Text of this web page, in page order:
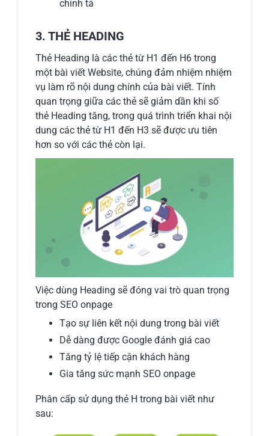
chính tả
3. THẺ HEADING
Thẻ Heading là các thẻ từ H1 đến H6 trong
một bài viết Website, chúng đảm nhiệm nhiệm
vụ làm rõ nội dung chính của bài viết. Tính
quan trọng giữa các thẻ sẽ giảm dần khi số
thẻ Heading tăng, trong quá trình triển khai nội
dung các thẻ từ H1 đến H3 sẽ được ưu tiên
hơn so với các thẻ còn lại.
Việc dùng Heading sẽ đóng vai trò quan trọng
trong SEO onpage
Tạo sự liên kết nội dung trong bài viết
Dễ dàng được Google đánh giá cao
Tăng tỷ lệ tiếp cận khách hàng
Gia tăng sức mạnh SEO onpage
Phân cấp sử dụng thẻ H trong bài viết như
sau: